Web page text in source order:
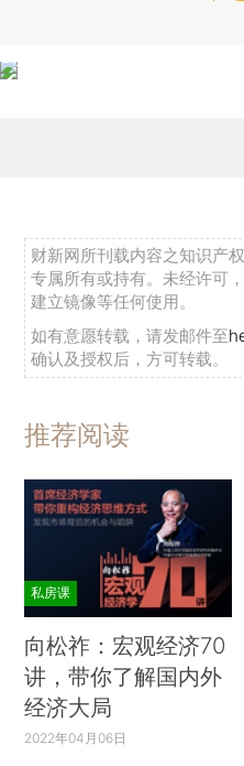
财新网所刊载内容之知识产
专属所有或持有。未经许可
建立镜像等任何使用。
如有意愿转载，请发邮件至
确认及授权后，方可转载。
推荐阅读
私房课
向松祚：宏观经济70
讲，带你了解国内外
经济大局
2022年04月06日